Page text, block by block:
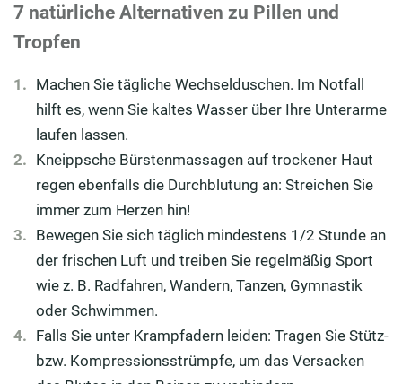
7 natürliche Alternativen zu Pillen und
Tropfen
Machen Sie tägliche Wechselduschen. Im Notfall
hilft es, wenn Sie kaltes Wasser über Ihre Unterarme
laufen lassen.
Kneippsche Bürstenmassagen auf trockener Haut
regen ebenfalls die Durchblutung an: Streichen Sie
immer zum Herzen hin!
Bewegen Sie sich täglich mindestens 1/2 Stunde an
der frischen Luft und treiben Sie regelmäßig Sport
wie z. B. Radfahren, Wandern, Tanzen, Gymnastik
oder Schwimmen.
Falls Sie unter Krampfadern leiden: Tragen Sie Stütz-
bzw. Kompressionsstrümpfe, um das Versacken